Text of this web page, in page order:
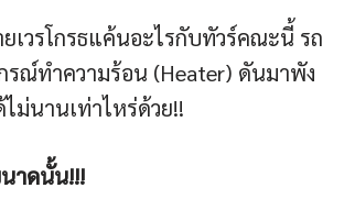
ยเวรโกรธแค้นอะไรกับทัวร์คณะนี้ รถ
รณ์ทำความร้อน (Heater) ดันมาพัง
ม่นานเท่าไหร่ด้วย!!
าดนั้น!!!